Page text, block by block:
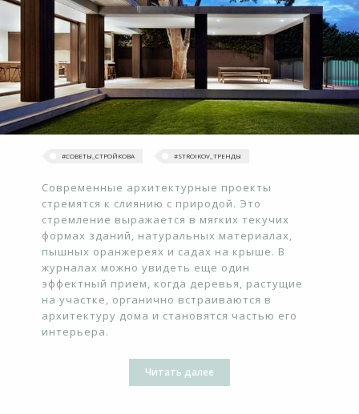
#‎СОВЕТЫ_СТРОЙКОВА #‎STROIKOV_ТРЕНДЫ‬
Современные архитектурные проекты
стремятся к слиянию с природой. Это
стремление выражается в мягких текучих
формах зданий, натуральных материалах,
пышных оранжереях и садах на крыше. В
журналах можно увидеть еще один
эффектный прием, когда деревья, растущие
на участке, органично встраиваются в
архитектуру дома и становятся частью его
интерьера.
Читать далее